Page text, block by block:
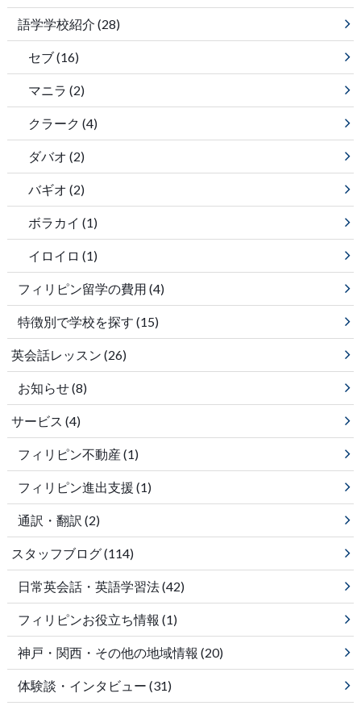
語学学校紹介 (28)
セブ(16)
マニラ (2)
クラーク (4)
ダバオ (2)
バギオ (2)
ボラカイ (1)
イロイロ (1)
フィリピン留学の費用 (4)
特徴別で学校を探す (15)
英会話レッスン (26)
お知らせ(8)
サービス (4)
フィリピン不動産(1)
フィリピン進出支援 (1)
通訳・翻訳 (2)
スタッフブログ(114)
日常英会話・英語学習法(42)
フィリピンお役立ち情報 (1)
神戸・関西・その他の地域情報 (20)
体験談・インタビュー (31)